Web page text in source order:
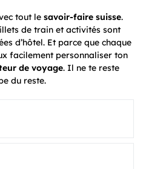
tout le savoir-faire suisse.
de train et activités sont
d’hôtel. Et parce que chaque
facilement personnaliser ton
de voyage. Il ne te reste
du reste.